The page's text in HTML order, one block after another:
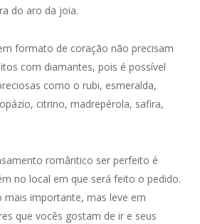
do aro da joia.
formato de coração não precisam
com diamantes, pois é possível
como o rubi, esmeralda,
citrino, madrepérola, safira,
romântico ser perfeito é
no local em que será feito o pedido.
mais importante, mas leve em
que vocês gostam de ir e seus